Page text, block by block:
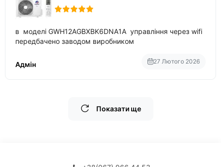
в моделі GWH12AGBXBK6DNA1A управління через wifi
передбачено заводом виробником
Адмін 27 Лютого 2026
Показати ще